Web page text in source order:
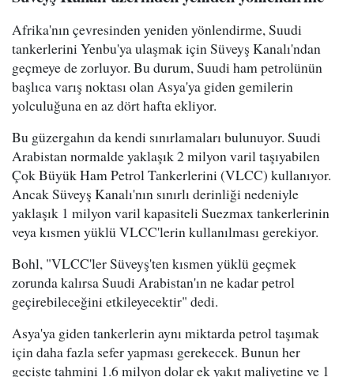
Afrika'nın çevresinden yeniden yönlendirme, Suudi
tankerlerini Yenbu'ya ulaşmak için Süveyş Kanalı'ndan
geçmeye de zorluyor. Bu durum, Suudi ham petrolünün
başlıca varış noktası olan Asya'ya giden gemilerin
yolculuğuna en az dört hafta ekliyor.
Bu güzergahın da kendi sınırlamaları bulunuyor. Suudi
Arabistan normalde yaklaşık 2 milyon varil taşıyabilen
Çok Büyük Ham Petrol Tankerlerini (VLCC) kullanıyor.
Ancak Süveyş Kanalı'nın sınırlı derinliği nedeniyle
yaklaşık 1 milyon varil kapasiteli Suezmax tankerlerinin
veya kısmen yüklü VLCC'lerin kullanılması gerekiyor.
Bohl, "VLCC'ler Süveyş'ten kısmen yüklü geçmek
zorunda kalırsa Suudi Arabistan'ın ne kadar petrol
geçirebileceğini etkileyecektir" dedi.
Asya'ya giden tankerlerin aynı miktarda petrol taşımak
için daha fazla sefer yapması gerekecek. Bunun her
geçişte tahmini 1.6 milyon dolar ek yakıt maliyetine ve 1